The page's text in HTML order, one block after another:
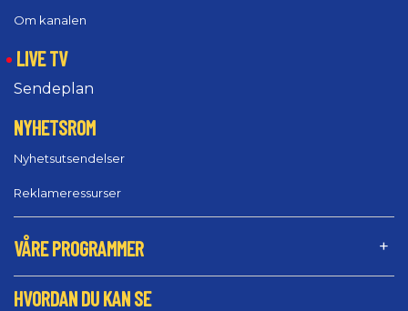
Om kanalen
LIVE TV
Sendeplan
NYHETSROM
Nyhetsutsendelser
Reklameressurser
VÅRE PROGRAMMER
HVORDAN DU KAN SE